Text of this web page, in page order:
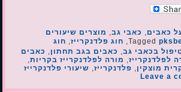
כאבים, כאבי גב, מוצרים שיעורים
Tagged
, חוג פלדנקרייז, חוג
בכאבי גב, כאבים בגב תחתון, כאבים
לפלדנקרייז, מורה לפלדנקרייז בקריות,
מוצקין, פלדנקרייז, שיעורי פלדנקרייז
Leave a